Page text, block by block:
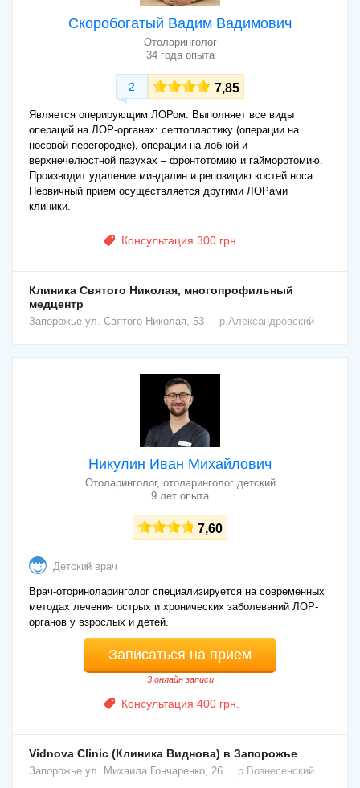
Скоробогатый Вадим Вадимович
Отоларинголог
34 года опыта
2 7,85
Является оперирующим ЛОРом. Выполняет все виды
операций на ЛОР-органах: септопластику (операции на
носовой перегородке), операции на лобной и
верхнечелюстной пазухах – фронтотомию и гайморотомию.
Производит удаление миндалин и репозицию костей носа.
Первичный прием осуществляется другими ЛОРами
клиники.
Консультация 300 грн.
Клиника Святого Николая, многопрофильный
медцентр
Запорожье ул. Святого Николая, 53 р.Александровский
Никулин Иван Михайлович
Отоларинголог, отоларинголог детский
9 лет опыта
7,60
Детский врач
Врач-оториноларинголог специализируется на современных
методах лечения острых и хронических заболеваний ЛОР-
органов у взрослых и детей.
Записаться на прием
3 онлайн записи
Консультация 400 грн.
Vidnova Clinic (Клиника Виднова) в Запорожье
Запорожье ул. Михаила Гончаренко, 26 р.Вознесенский